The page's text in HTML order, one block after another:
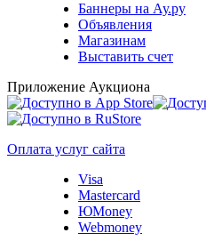
Баннеры на Ау.ру
Объявления
Магазинам
Выставить счет
Приложение Аукциона
Оплата услуг сайта
Visa
Mastercard
ЮMoney
Webmoney